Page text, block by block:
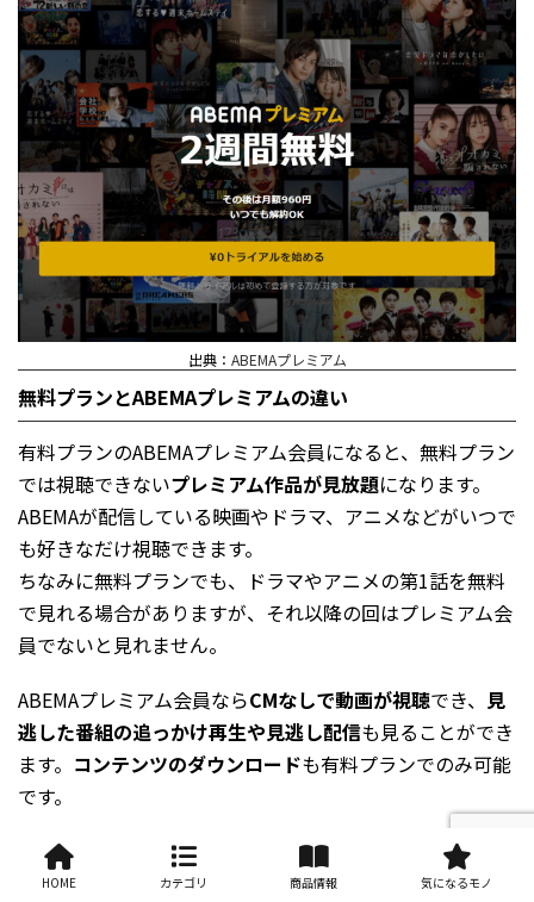
出典： ABEMAプレミアム
無料プランとABEMAプレミアムの違い
有料プランのABEMAプレミアム会員になると、無料プラン
では視聴できないプレミアム作品が見放題になります。
ABEMAが配信している映画やドラマ、アニメなどがいつで
も好きなだけ視聴できます。
ちなみに無料プランでも、ドラマやアニメの第1話を無料
で見れる場合がありますが、それ以降の回はプレミアム会
員でないと見れません。
ABEMAプレミアム会員ならCMなしで動画が視聴でき、 見
逃した番組の追っかけ再生や見逃し配信も見ることができ
ます。 コンテンツのダウンロードも有料プランでのみ可能
です。
ABEMAプレミアム
約3万エピソード
HOME カテゴリ 商品情報 気になるモノ